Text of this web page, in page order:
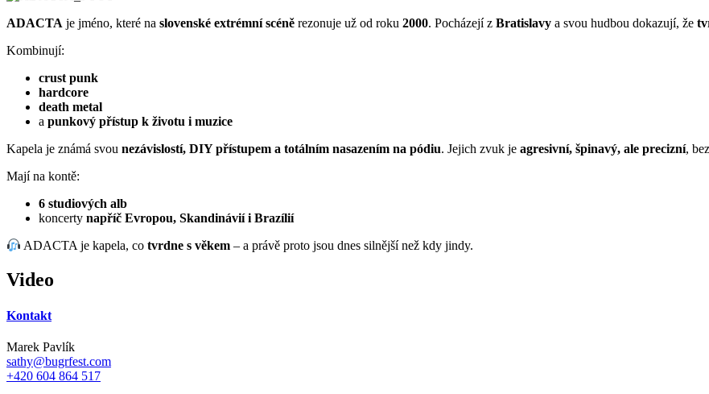
ADACTA je jméno, které na slovenské extrémní scéně rezonuje už od roku 2000. Pocházejí z Bratislavy a svou hudbou dokazují, že
Kombinují:
crust punk
hardcore
death metal
a punkový přístup k životu i muzice
Kapela je známá svou nezávislostí, DIY přístupem a totálním nasazením na pódiu. Jejich zvuk je agresivní, špinavý, ale precizní,
Mají na kontě:
6 studiových alb
koncerty napříč Evropou, Skandinávií i Brazílií
ADACTA je kapela, cotvrdne s věkem – a právě proto jsou dnes silnější než kdy jindy.
Video
Kontakt
Marek Pavlík
sathy@bugrfest.com
+420 604 864 517